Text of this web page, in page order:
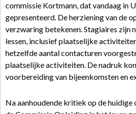
commissie Kortmann, dat vandaag in
gepresenteerd. De herziening van de
verzwaring betekenen. Stagiaires zijn
lessen, inclusief plaatselijke
hetzelfde aantal contacturen
plaatselijke activiteiten. De nadruk
voorbereiding van bijeenkomsten en
Na aanhoudende kritiek op de